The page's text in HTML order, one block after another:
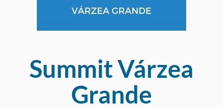
Summit Várzea
Grande